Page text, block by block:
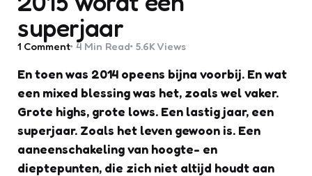
superjaar
1 Comment 4 Min Read 5.6K Views
En toen was 2014 opeens bijna voorbij. En wat
een mixed blessing was het, zoals wel vaker.
Grote highs, grote lows. Een lastig jaar, een
superjaar. Zoals het leven gewoon is. Een
aaneenschakeling van hoogte- en
dieptepunten, die zich niet altijd houdt aan